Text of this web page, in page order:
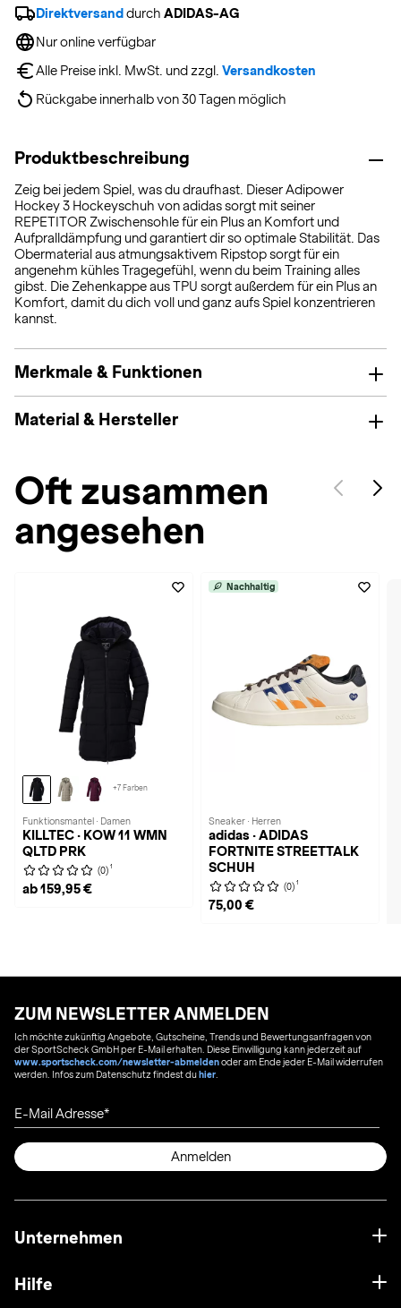
Direktversand durch ADIDAS-AG
Nur online verfügbar
Alle Preise inkl. MwSt. und zzgl. Versandkosten
Rückgabe innerhalb von 30 Tagen möglich
Produktbeschreibung
Zeig bei jedem Spiel, was du draufhast. Dieser Adipower
Hockey 3 Hockeyschuh von adidas sorgt mit seiner
REPETITOR Zwischensohle für ein Plus an Komfort und
Aufpralldämpfung und garantiert dir so optimale Stabilität. Das
Obermaterial aus atmungsaktivem Ripstop sorgt für ein
angenehm kühles Tragegefühl, wenn du beim Training alles
gibst. Die Zehenkappe aus TPU sorgt außerdem für ein Plus an
Komfort, damit du dich voll und ganz aufs Spiel konzentrieren
kannst.
Merkmale & Funktionen
Material & Hersteller
Oft zusammen
angesehen
+7 Farben
Funktionsmantel · Damen
KILLTEC · KOW 11 WMN
QLTD PRK
(0) 1
ab 159,95 €
Nachhaltig
Sneaker · Herren
adidas · ADIDAS
FORTNITE STREETTALK
SCHUH
(0) 1
75,00 €
ZUM NEWSLETTER ANMELDEN
Ich möchte zukünftig Angebote, Gutscheine, Trends und Bewertungsanfragen von
der SportScheck GmbH per E-Mail erhalten. Diese Einwilligung kann jederzeit auf
www.sportscheck.com/newsletter-abmeldenoder am Ende jeder E-Mail widerrufen
werden. Infos zum Datenschutz findest duhier
E-Mail Adresse
Anmelden
Unternehmen
Hilfe